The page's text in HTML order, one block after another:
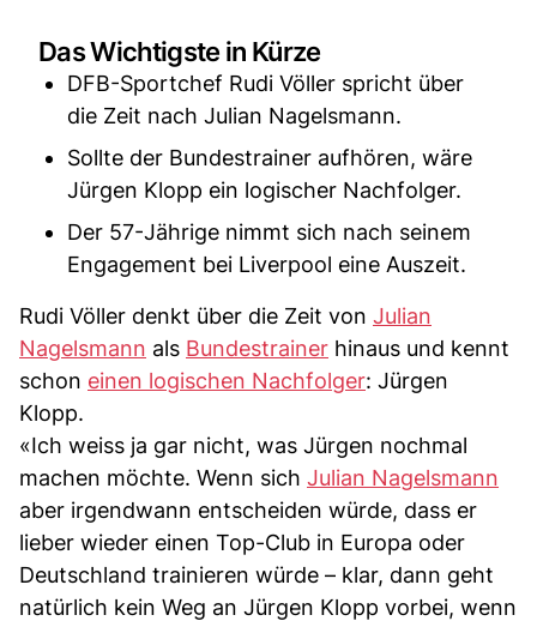
Das Wichtigste in Kürze
DFB-Sportchef Rudi Völler spricht über
die Zeit nach Julian Nagelsmann.
Sollte der Bundestrainer aufhören, wäre
Jürgen Klopp ein logischer Nachfolger.
Der 57-Jährige nimmt sich nach seinem
Engagement bei Liverpool eine Auszeit.
Rudi Völler denkt über die Zeit von Julian
Nagelsmann als Bundestrainer hinaus und kennt
schon einen logischen Nachfolger: Jürgen
Klopp.
«Ich weiss ja gar nicht, was Jürgen nochmal
machen möchte. Wenn sich Julian Nagelsmann
aber irgendwann entscheiden würde, dass er
lieber wieder einen Top-Club in Europa oder
Deutschland trainieren würde – klar, dann geht
natürlich kein Weg an Jürgen Klopp vorbei, wenn